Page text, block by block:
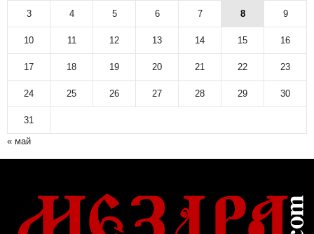
3 4 5 6 7 8 9
10 11 12 13 14 15 16
17 18 19 20 21 22 23
24 25 26 27 28 29 30
31
« май